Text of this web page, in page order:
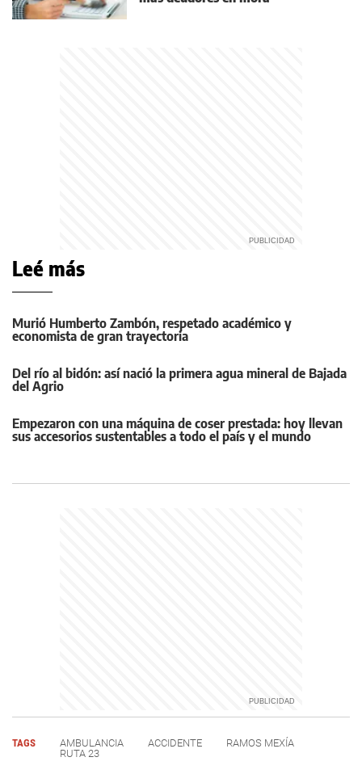
Leé más
Murió Humberto Zambón, respetado académico y
economista de gran trayectoria
Del río al bidón: así nació la primera agua mineral de Bajada
del Agrio
Empezaron con una máquina de coser prestada: hoy llevan
sus accesorios sustentables a todo el país y el mundo
TAGS AMBULANCIA ACCIDENTE
RAMOS MEXÍA
RUTA 23